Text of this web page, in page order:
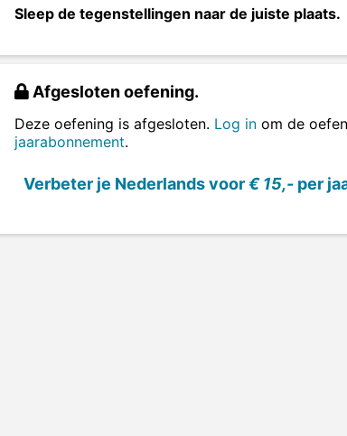
Sleep de tegenstellingen naar de juiste plaats.
Afgesloten oefening.
Deze oefening is afgesloten. Log in om de
jaarabonnement.
Verbeter je Nederlands voor€ 15,- per